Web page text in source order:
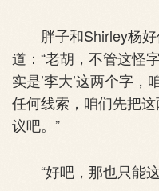
胖子和Shirley杨好
道：“老胡，不管这怪
实是’李大’这两个字
任何线索，咱们先把
议吧。”
“好吧，那也只能这